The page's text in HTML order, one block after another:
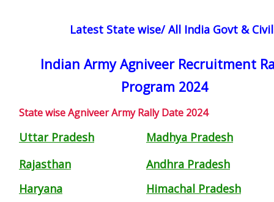
Latest State wise/ All India Govt &
Indian Army Agniveer Recruitment
Program 2024
State wise Agniveer Army Rally Date 2024
Uttar Pradesh
Madhya Pradesh
Rajasthan
Andhra Pradesh
Haryana
Himachal Pradesh